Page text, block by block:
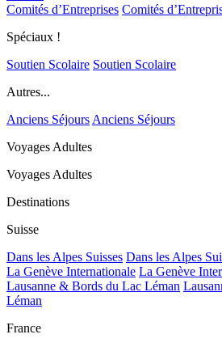
Comités d’Entreprises Comités
Spéciaux !
Soutien Scolaire Soutien Scolaire
Autres...
Anciens Séjours Anciens Séjours
Voyages Adultes
Voyages Adultes
Destinations
Suisse
Dans les Alpes Suisses Dans les Alpes
La Genève Internationale La Genève
Lausanne & Bords du Lac Léman
Léman
France